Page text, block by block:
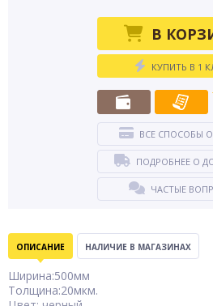
В
КУПИТЬ В 1
ВСЕ СПОСОБЫ
ПОДРОБНЕЕ О
ЧАСТЫЕ
ОПИСАНИЕ НАЛИЧИЕ В МАГАЗИНАХ
Ширина:500мм
Толщина:20мкм.